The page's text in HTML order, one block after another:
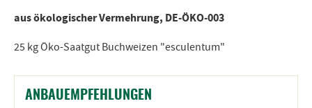
aus ökologischer Vermehrung, DE-ÖKO-003
25 kg Öko-Saatgut Buchweizen "esculentum"
ANBAUEMPFEHLUNGEN